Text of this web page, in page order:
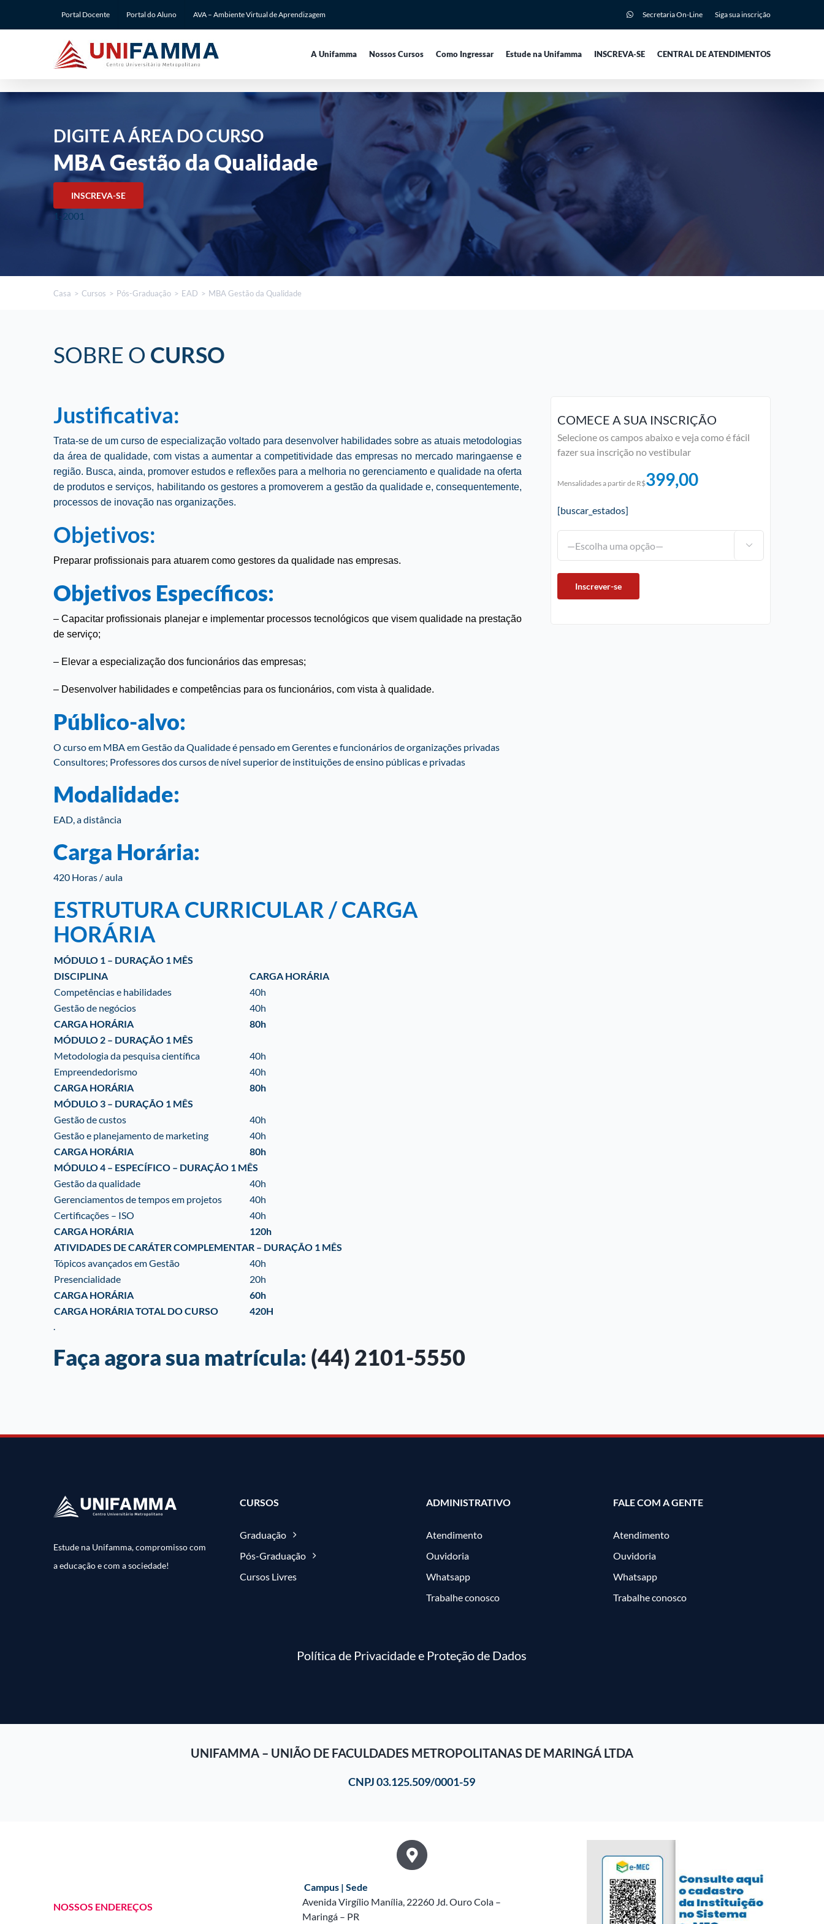
Portal Docente Portal do Aluno AVA – Ambiente Virtual de Aprendizagem Secretaria On-Line Siga sua inscrição
A Unifamma Nossos Cursos Como Ingressar Estude na Unifamma INSCREVA-SE CENTRAL DE ATENDIMENTOS
DIGITE A ÁREA DO CURSO
MBA Gestão da Qualidade
INSCREVA-SE
1-2001
Casa Cursos Pós-Graduação EAD MBA Gestão da Qualidade
SOBRE O CURSO
Justificativa:
Trata-se de um curso de especialização voltado para desenvolver habilidades sobre as atuais metodologias
da área de qualidade, com vistas a aumentar a competitividade das empresas no mercado maringaense e
região. Busca, ainda, promover estudos e reflexões para a melhoria no gerenciamento e qualidade na oferta
de produtos e serviços, habilitando os gestores a promoverem a gestão da qualidade e, consequentemente,
processos de inovação nas organizações.
Objetivos:
Preparar profissionais para atuarem como gestores da qualidade nas empresas.
Objetivos Específicos:
– Capacitar profissionais planejar e implementar processos tecnológicos que visem qualidade na prestação
de serviço;
– Elevar a especialização dos funcionários das empresas;
– Desenvolver habilidades e competências para os funcionários, com vista à qualidade.
Público-alvo:
O curso em MBA em Gestão da Qualidade é pensado em Gerentes e funcionários de organizações privadas
Consultores; Professores dos cursos de nível superior de instituições de ensino públicas e privadas
Modalidade:
EAD, a distância
Carga Horária:
420 Horas / aula
ESTRUTURA CURRICULAR / CARGA
HORÁRIA
MÓDULO 1 – DURAÇÃO 1 MÊS
DISCIPLINA
CARGA HORÁRIA
Competências e habilidades
40h
Gestão de negócios
40h
CARGA HORÁRIA
80h
MÓDULO 2 – DURAÇÃO 1 MÊS
Metodologia da pesquisa científica
40h
Empreendedorismo
40h
CARGA HORÁRIA
80h
MÓDULO 3 – DURAÇÃO 1 MÊS
Gestão de custos
40h
Gestão e planejamento de marketing
40h
CARGA HORÁRIA
80h
MÓDULO 4 – ESPECÍFICO – DURAÇÃO 1 MÊS
Gestão da qualidade
40h
Gerenciamentos de tempos em projetos
40h
Certificações – ISO
40h
CARGA HORÁRIA
120h
ATIVIDADES DE CARÁTER COMPLEMENTAR – DURAÇÃO 1 MÊS
Tópicos avançados em Gestão
40h
Presencialidade
20h
CARGA HORÁRIA
60h
CARGA HORÁRIA TOTAL DO CURSO
420H
.
Faça agora sua matrícula: (44) 2101-5550
COMECE A SUA INSCRIÇÃO
Selecione os campos abaixo e veja como é fácil
fazer sua inscrição no vestibular
Mensalidades a partir de R$399,00
[buscar_estados]

Estude na Unifamma, compromisso com
a educação e com a sociedade!
CURSOS
Graduação
Pós-Graduação
Cursos Livres
ADMINISTRATIVO
Atendimento
Ouvidoria
Whatsapp
Trabalhe conosco
FALE COM A GENTE
Atendimento
Ouvidoria
Whatsapp
Trabalhe conosco
Política de Privacidade e Proteção de Dados
UNIFAMMA – UNIÃO DE FACULDADES METROPOLITANAS DE MARINGÁ LTDA
CNPJ 03.125.509/0001-59
NOSSOS ENDEREÇOS
Campus | Sede
Avenida Virgílio Manília, 22260 Jd. Ouro Cola –
Maringá – PR